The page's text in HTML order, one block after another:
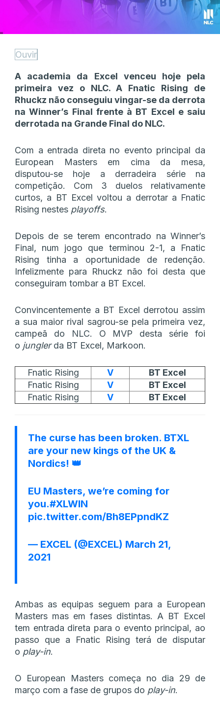
Ouvir
A academia da Excel venceu hoje pela
primeira vez o NLC. A Fnatic Rising de
Rhuckz não conseguiu vingar-se da derrota
na Winner’s Final frente à BT Excel e saiu
derrotada na Grande Final do NLC.
Com a entrada direta no evento principal da
European Masters em cima da mesa,
disputou-se hoje a derradeira série na
competição. Com 3 duelos relativamente
curtos, a BT Excel voltou a derrotar a Fnatic
Rising nestes playoffs.
Depois de se terem encontrado na Winner’s
Final, num jogo que terminou 2-1, a Fnatic
Rising tinha a oportunidade de redenção.
Infelizmente para Rhuckz não foi desta que
conseguiram tombar a BT Excel.
Convincentemente a BT Excel derrotou assim
a sua maior rival sagrou-se pela primeira vez,
campeã do NLC. O MVP desta série foi
o junglerda BT Excel, Markoon.
Fnatic Rising V
BT Excel
Fnatic Rising
V
BT Excel
Fnatic Rising
V BT Excel
The curse has been broken. BTXL
are your new kings of the UK &
Nordics! 👑
EU Masters, we’re coming for
you.#XLWIN
pic.twitter.com/Bh8EPpndKZ
— EXCEL (@EXCEL) March 21,
2021
Ambas as equipas seguem para a European
Masters mas em fases distintas. A BT Excel
tem entrada direta para o evento principal, ao
passo que a Fnatic Rising terá de disputar
o play-in.
O European Masters começa no dia 29 de
março com a fase de grupos do play-in.